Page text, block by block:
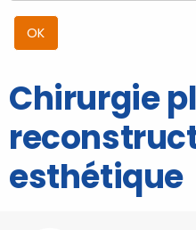
Chirurgie
esthétique